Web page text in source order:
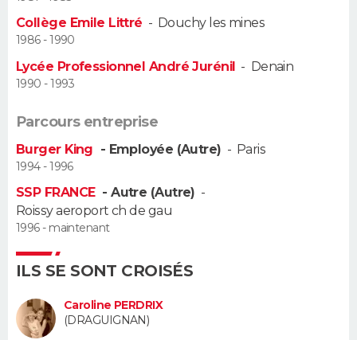
Alimentation
Guide de la santé
Maladies
Médicaments
Sommeil
VOYAGE
Destinations
City break
Voyage nature
Voyage de noces
Forum
Climat
+
PHOTO
BONS PLANS
CARTE DE VOEUX
Carte de Noël
Carte Bonne année
Carte Saint-Valentin
Carte Pâques
Carte d'anniversaire
DICTIONNAIRE
Dictionnaire
Biographies
Citations
Expressions
Proverbes
PROGRAMME TV
COPAINS D'AVANT
S'inscrire
Se connecter
Lycées
Collèges
Primaires
Universités
Entreprises
Service militaire
Avis de recherche
AVIS DE DÉCÈS
Collège Emile Littré - Douchy les mines
1986 - 1990
Lycée Professionnel André Jurénil - Denain
1990 - 1993
Parcours entreprise
Burger King - Employée (Autre) - Paris
1994 - 1996
SSP FRANCE - Autre (Autre) -
Roissy aeroport ch de gau
1996 - maintenant
ILS SE SONT CROISÉS
Caroline PERDRIX
(DRAGUIGNAN)